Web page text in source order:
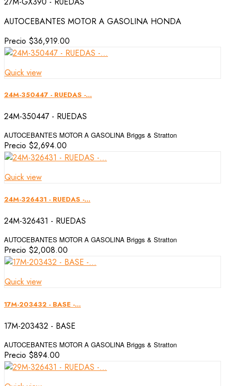
AUTOCEBANTES MOTOR A GASOLINA HONDA
Precio $36,919.00
Quick view
24M-350447 - RUEDAS -...
24M-350447 - RUEDAS
AUTOCEBANTES MOTOR A GASOLINA Briggs & Stratton
Precio $2,694.00
Quick view
24M-326431 - RUEDAS -...
24M-326431 - RUEDAS
AUTOCEBANTES MOTOR A GASOLINA Briggs & Stratton
Precio $2,008.00
Quick view
17M-203432 - BASE -...
17M-203432 - BASE
AUTOCEBANTES MOTOR A GASOLINA Briggs & Stratton
Precio $894.00